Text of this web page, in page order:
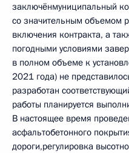
заключёнмуниципальный
со значительным объемом
включения контракта, а
погодными условиями
в полном объеме к
2021 года) не
разработан
работы планируется
В настоящее время
асфальтобетонного
дороги,регулировка